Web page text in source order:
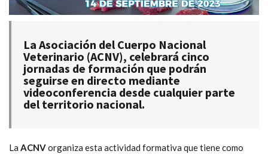
La Asociación del Cuerpo Nacional
Veterinario (ACNV), celebrará cinco
jornadas de formación que podrán
seguirse en directo mediante
videoconferencia desde cualquier parte
del territorio nacional.
La ACNVorganiza esta actividad formativa que tiene como